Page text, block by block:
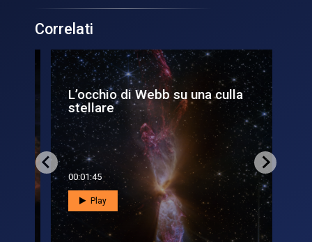
Correlati
L’occhio di Webb su una culla
stellare
00:01:45
Play